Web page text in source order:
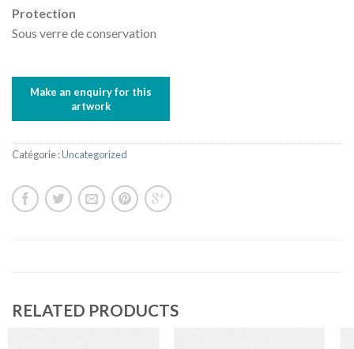
Protection
Sous verre de conservation
Catégorie :Uncategorized
RELATED PRODUCTS